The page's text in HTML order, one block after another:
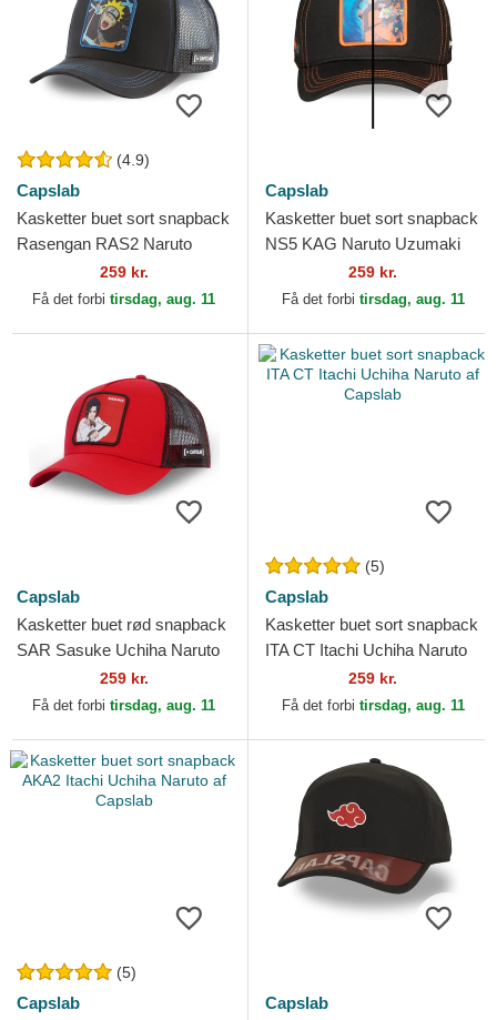
(4.9)
Capslab
Kasketter buet sort snapback
Rasengan RAS2 Naruto
Uzumaki Naruto af Capslab
259 kr.
Få det forbi tirsdag, aug. 11
Capslab
Kasketter buet sort snapback
NS5 KAG Naruto Uzumaki
Naruto af Capslab
259 kr.
Få det forbi tirsdag, aug. 11
Capslab
Kasketter buet rød snapback
SAR Sasuke Uchiha Naruto
259 kr.
Få det forbi tirsdag, aug. 11
(5)
Capslab
Kasketter buet sort snapback
ITA CT Itachi Uchiha Naruto
259 kr.
Få det forbi tirsdag, aug. 11
(5)
Capslab
Capslab